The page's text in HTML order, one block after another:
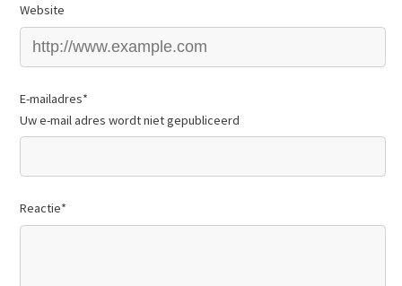
Website
E-mailadres*
Uw e-mail adres wordt niet gepubliceerd
Reactie*